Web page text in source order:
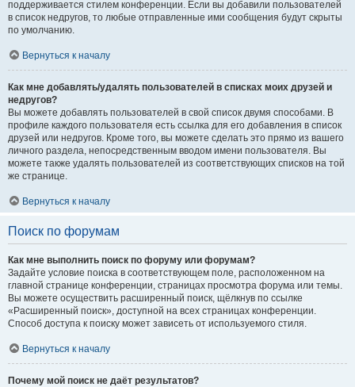
поддерживается стилем конференции. Если вы добавили пользователей
в список недругов, то любые отправленные ими сообщения будут скрыты
по умолчанию.
Вернуться к началу
Как мне добавлять/удалять пользователей в списках моих друзей и
недругов?
Вы можете добавлять пользователей в свой список двумя способами. В
профиле каждого пользователя есть ссылка для его добавления в список
друзей или недругов. Кроме того, вы можете сделать это прямо из вашего
личного раздела, непосредственным вводом имени пользователя. Вы
можете также удалять пользователей из соответствующих списков на той
же странице.
Вернуться к началу
Поиск по форумам
Как мне выполнить поиск по форуму или форумам?
Задайте условие поиска в соответствующем поле, расположенном на
главной странице конференции, страницах просмотра форума или темы.
Вы можете осуществить расширенный поиск, щёлкнув по ссылке
«Расширенный поиск», доступной на всех страницах конференции.
Способ доступа к поиску может зависеть от используемого стиля.
Вернуться к началу
Почему мой поиск не даёт результатов?